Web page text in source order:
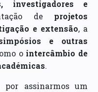
investigadores e
de projetos
e extensão, a
e outras
o intercâmbio de
.
por assinarmos um